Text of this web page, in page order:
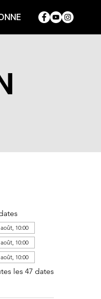
10:00
10:00
10:00
les 47 dates